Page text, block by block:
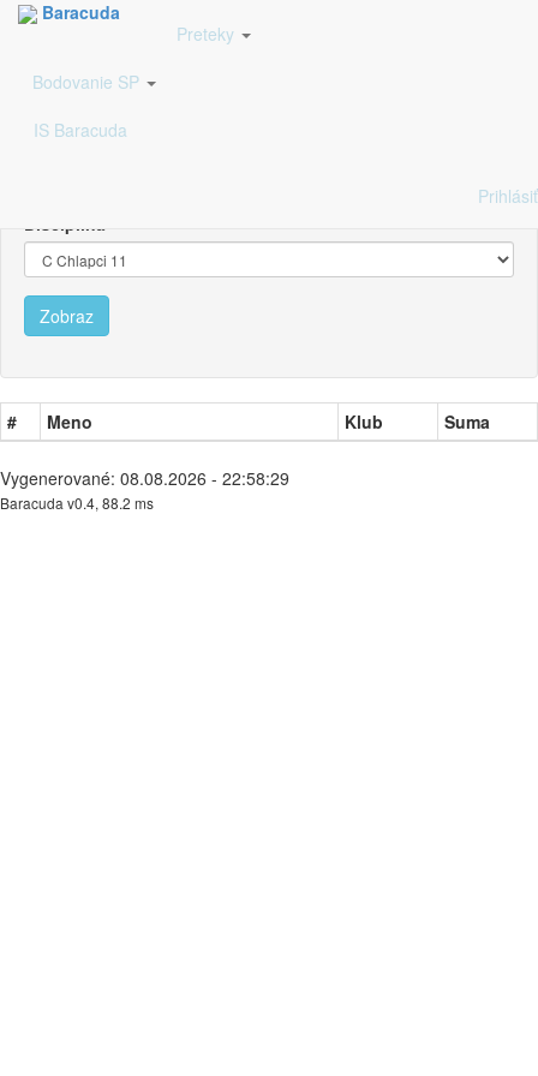
Baracuda
Preteky
Bodovanie SP
IS Baracuda
Prihlásiť
Spolu
Veteráni
Disciplína
# Meno Klub Suma
Vygenerované: 08.08.2026 - 22:58:29
Baracuda v0.4, 88.2 ms